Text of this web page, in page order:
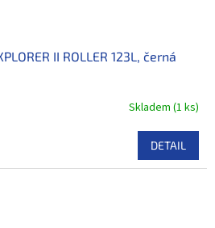
II ROLLER 123L, černá
Skladem (1 ks)
DETAIL